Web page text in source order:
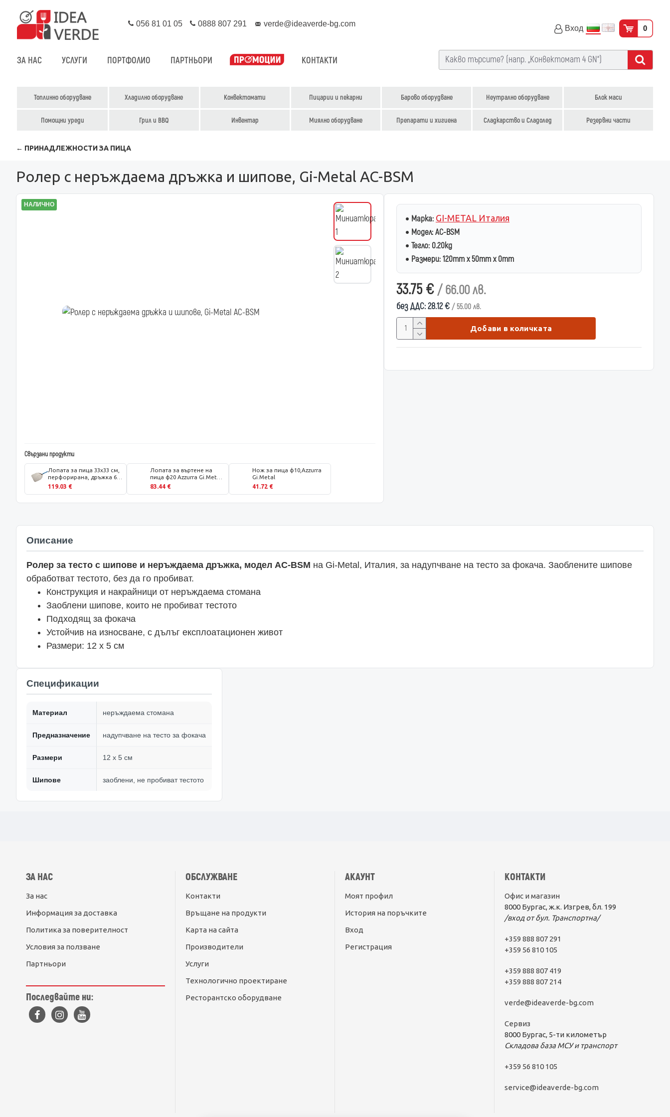
056 81 01 05 0888 807 291 verde@ideaverde-bg.com
Вход 0
ЗА НАС УСЛУГИ ПОРТФОЛИО ПАРТНЬОРИ КОНТАКТИ
Топлинно оборудване Хладилно оборудване Конвектомати Пицарии и пекарни Барово оборудване Неутрално оборудване Блок маси
Помощни уреди Грил и BBQ Инвентар Миялно оборудване Препарати и хигиена Сладкарство и Сладолед Резервни части
← ПРИНАДЛЕЖНОСТИ ЗА ПИЦА
Ролер с неръждаема дръжка и шипове, Gi-Metal AC-BSM
НАЛИЧНО
Свързани продукти
Лопата за пица 33x33 см,
перфорирана, дръжка 60
см, Gi-Metal
119.03 €
Лопата за въртене на
пица ф20 Azzurra Gi.Metal,
дръжка 75 см
83.44 €
Нож за пица ф10,Azzurra
Gi.Metal
41.72 €
33.75 € / 66.00 лв.
без ДДС: 28.12 € / 55.00 лв.
Марка: GI-METAL Италия
Модел:AC-BSM
Тегло: 0.20kg
Размери:120mm x 50mm x 0mm
Добави в количката
Описание
Ролер за тесто с шипове и неръждаема дръжка, модел AC-BSM на Gi-Metal, Италия, за надупчване на тесто за фокача. Заоблените шипове
обработват тестото, без да го пробиват.
Конструкция и накрайници от неръждаема стомана
Заоблени шипове, които не пробиват тестото
Подходящ за фокача
Устойчив на износване, с дълъг експлоатационен живот
Размери: 12 x 5 см
Спецификации
Материал неръждаема стомана
Предназначение надупчване на тесто за фокача
Размери 12 x 5 см
Шипове заоблени, не пробиват тестото
ЗА НАС
За нас
Информация за доставка
Политика за поверителност
Условия за ползване
Партньори
Последвайте ни:
ОБСЛУЖВАНЕ
Контакти
Връщане на продукти
Карта на сайта
Производители
Услуги
Технологично проектиране
Ресторантско оборудване
АКАУНТ
Моят профил
История на поръчките
Вход
Регистрация
КОНТАКТИ
Офис и магазин
8000 Бургас, ж.к. Изгрев, бл. 199
/вход от бул. Транспортна/
+359 888 807 291
+359 56 810 105
+359 888 807 419
+359 888 807 214
verde@ideaverde-bg.com
Сервиз
8000 Бургас, 5-ти километър
Складова база МСУ и транспорт
+359 56 810 105
service@ideaverde-bg.com